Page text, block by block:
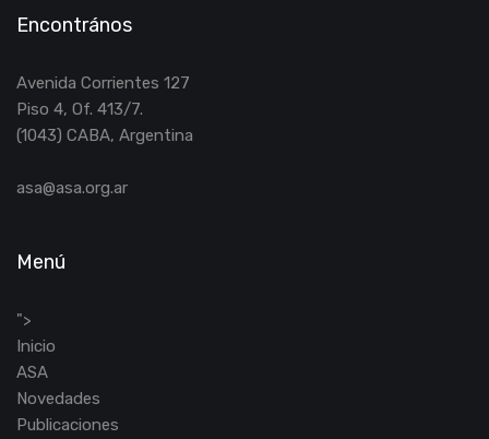
Encontrános
Avenida Corrientes 127
Piso 4, Of. 413/7.
(1043) CABA, Argentina
asa@asa.org.ar
Menú
">
Inicio
ASA
Novedades
Publicaciones